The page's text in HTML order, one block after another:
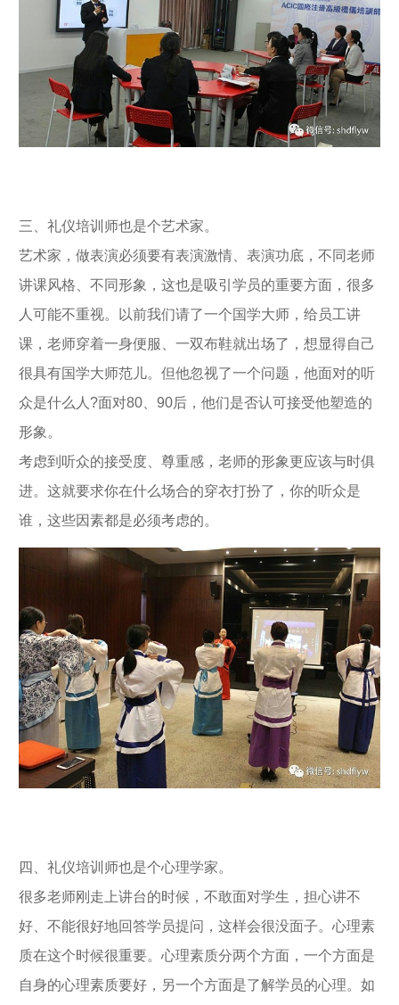
三、礼仪培训师也是个艺术家。
艺术家，做表演必须要有表演激情、表演功底，不同老师
讲课风格、不同形象，这也是吸引学员的重要方面，很多
人可能不重视。以前我们请了一个国学大师，给员工讲
课，老师穿着一身便服、一双布鞋就出场了，想显得自己
很具有国学大师范儿。但他忽视了一个问题，他面对的听
众是什么人?面对80、90后，他们是否认可接受他塑造的
形象。
考虑到听众的接受度、尊重感，老师的形象更应该与时俱
进。这就要求你在什么场合的穿衣打扮了，你的听众是
谁，这些因素都是必须考虑的。
四、礼仪培训师也是个心理学家。
很多老师刚走上讲台的时候，不敢面对学生，担心讲不
好、不能很好地回答学员提问，这样会很没面子。心理素
质在这个时候很重要。心理素质分两个方面，一个方面是
自身的心理素质要好，另一个方面是了解学员的心理。如